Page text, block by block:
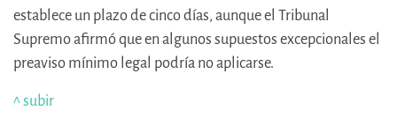
establece un plazo de cinco días, aunque el Tribunal
Supremo afirmó que en algunos supuestos excepcionales el
preaviso mínimo legal podría no aplicarse.
^ subir